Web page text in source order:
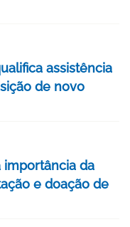
assistência
de novo
importância da
e doação de